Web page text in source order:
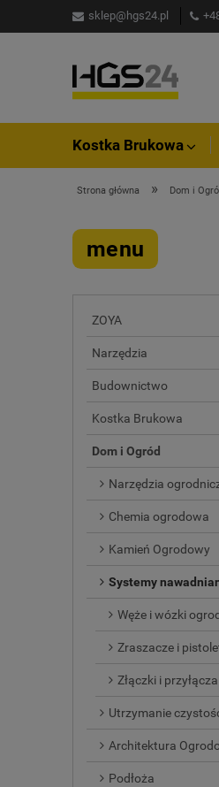
sklep@hgs24.pl
Kostka Brukowa
Strona główna » Dom i
menu
ZOYA
Narzędzia
Budownictwo
Kostka Brukowa
Dom i Ogród
Narzędzia
Chemia ogrodowa
Kamień Ogrodowy
Systemy
Węże i wózki
Zraszacze i
Złączki i
Utrzymanie
Architektura
Podłoża